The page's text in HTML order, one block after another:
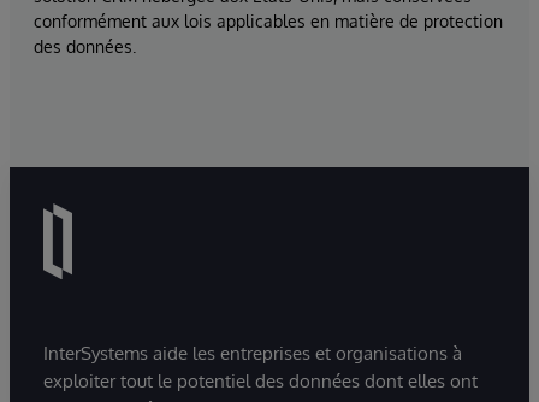
conformément aux lois applicables en matière de protection
des données.
InterSystems aide les entreprises et organisations à
exploiter tout le potentiel des données dont elles ont